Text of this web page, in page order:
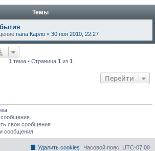
Темы
папа Карло « 30 ноя 2010, 22:27
1 тема • Страница 1 из 1
Перейти
сообщения
свои сообщения
сообщения
Часовой пояс: UTC-07:00
Удалить cookies